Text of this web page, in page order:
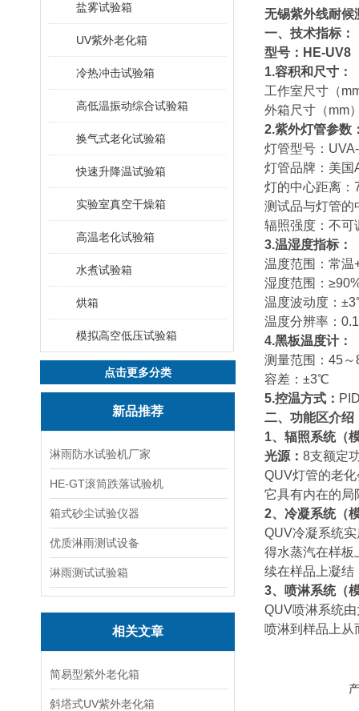
盐雾试验箱
UV紫外老化箱
冷热冲击试验箱
高低温振动综合试验箱
换气式老化试验箱
快速升降温试验箱
实验室真空干燥箱
高温老化试验箱
水煮试验箱
烘箱
模拟高空低压试验箱
点击更多分类
新品推荐
淋雨防水试验机厂家
HE-GT滚筒跌落试验机
箱式砂尘试验仪器
优质淋雨测试设备
淋雨测试试验箱
相关文章
简易型紫外老化箱
斜塔式UV紫外老化箱
无锡紫外线耐候
一、技术指标：
型号：HE-UV8
1.容积和尺寸 ：
工作室尺寸（
外箱尺寸（mm
2.紫外灯管参数
灯管型号：
灯管品牌：美国
灯的中心距离：
测试品与灯管的
辐照强度：不可
3.温湿度指标：
温度范围：常
湿度范围：
温度波动度：
温度分辨率：
4.黑板温度计：
测量范围：45
容差：±3℃
5.控温方式：
二、功能区介绍
1、辐照系统（
光源： 8支额定
QUV灯管的老
它具有内在的局
2、冷凝系统（
QUV冷凝系统
得水蒸汽在样板
续在样品上凝结
3、喷淋系统（
QUV喷淋系统
喷淋到样品上从